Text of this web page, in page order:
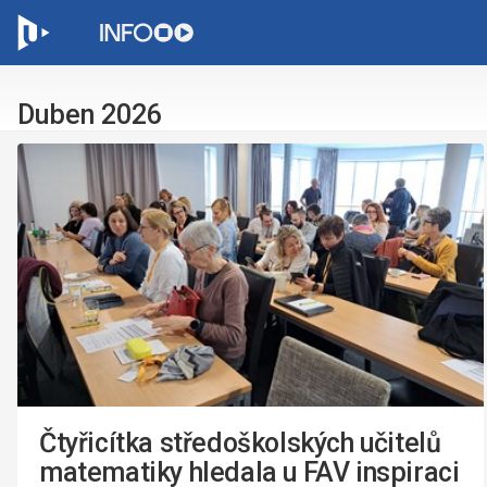
Duben 2026
Čtyřicítka středoškolských učitelů
matematiky hledala u FAV inspiraci